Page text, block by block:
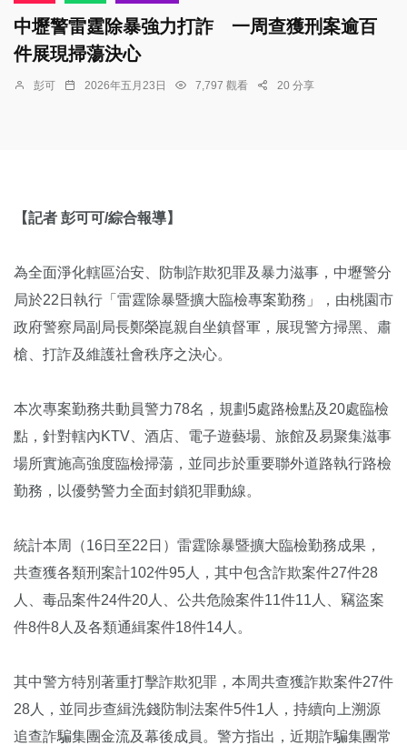
中壢警雷霆除暴強力打詐 一周查獲刑案逾百
件展現掃蕩決心
彭可 2026年五月23日 7,797 觀看 20 分享
【記者 彭可可/綜合報導】
為全面淨化轄區治安、防制詐欺犯罪及暴力滋事，中壢警分
局於22日執行「雷霆除暴暨擴大臨檢專案勤務」，由桃園市
政府警察局副局長鄭榮崑親自坐鎮督軍，展現警方掃黑、肅
槍、打詐及維護社會秩序之決心。
本次專案勤務共動員警力78名，規劃5處路檢點及20處臨檢
點，針對轄內KTV、酒店、電子遊藝場、旅館及易聚集滋事
場所實施高強度臨檢掃蕩，並同步於重要聯外道路執行路檢
勤務，以優勢警力全面封鎖犯罪動線。
統計本周（16日至22日）雷霆除暴暨擴大臨檢勤務成果，
共查獲各類刑案計102件95人，其中包含詐欺案件27件28
人、毒品案件24件20人、公共危險案件11件11人、竊盜案
件8件8人及各類通緝案件18件14人。
其中警方特別著重打擊詐欺犯罪，本周共查獲詐欺案件27件
28人，並同步查緝洗錢防制法案件5件1人，持續向上溯源
追查詐騙集團金流及幕後成員。警方指出，近期詐騙集團常